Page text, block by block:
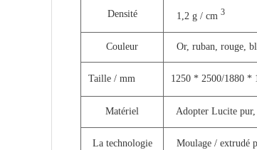
Densité 1,2 g / cm 3
Couleur Or, ruban, rouge,
Taille / mm 1250 * 2500/1880 *
Matériel Adopter Lucite pur,
La technologie Moulage / extrudé